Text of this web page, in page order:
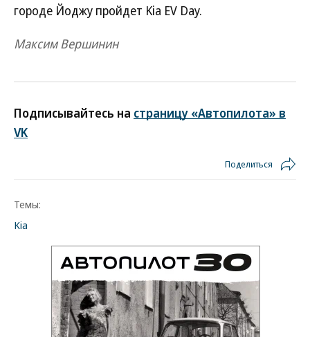
городе Йоджу пройдет Kia EV Day.
Максим Вершинин
Подписывайтесь на страницу «Автопилота» в
VK
Поделиться
Темы:
Kia